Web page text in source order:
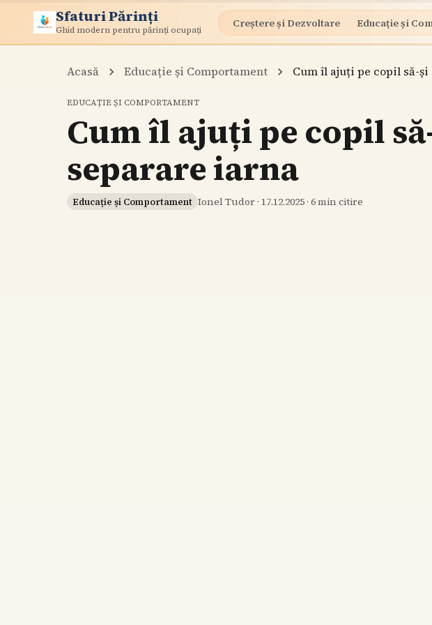
Sfaturi Părinți
Ghid modern pentru părinți ocupați Creștere și Dezvoltare Educație și
Acasă Educație și Comportament Cum îl ajuți pe copil să-
EDUCAȚIE ȘI COMPORTAMENT
Cum îl ajuți pe copil
separare iarna
Educație și Comportament Ionel Tudor · 17.12.2025 · 6min citire